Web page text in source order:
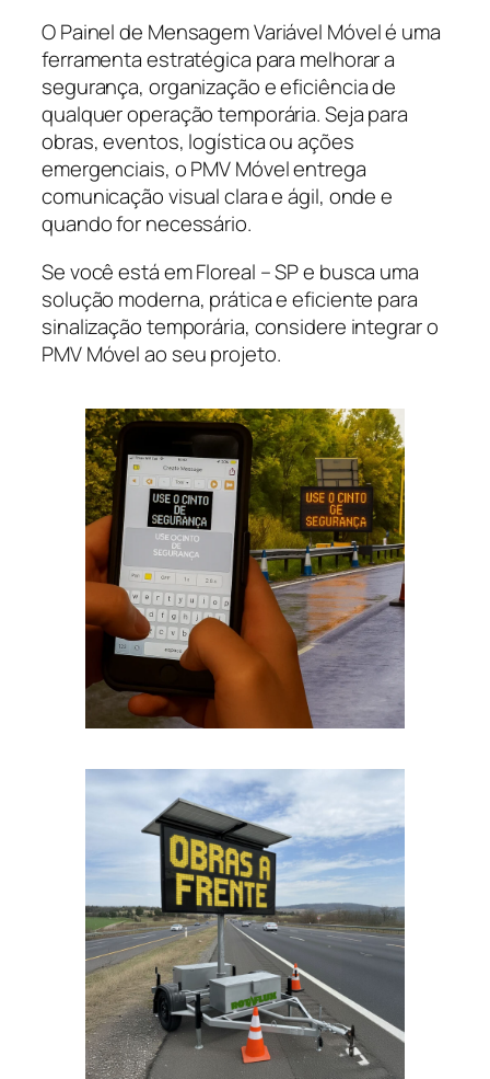
O Painel de Mensagem Variável Móvel é uma
ferramenta estratégica para melhorar a
segurança, organização e eficiência de
qualquer operação temporária. Seja para
obras, eventos, logística ou ações
emergenciais, o PMV Móvel entrega
comunicação visual clara e ágil, onde e
quando for necessário.
Se você está em Floreal – SP e busca uma
solução moderna, prática e eficiente para
sinalização temporária, considere integrar o
PMV Móvel ao seu projeto.